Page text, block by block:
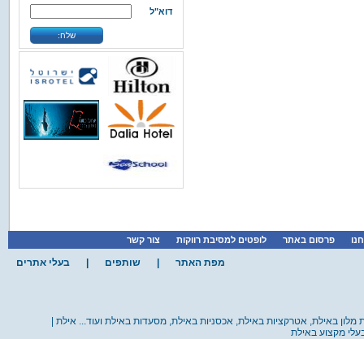
באתר הבית של קבוצת הריף תמצאו
את המידע המקיף ביותר...
פרטים נוספים
אילת» אטרקציות »
IMAX /
איימקס אילת
לתאר במילים,המבנה הא...
פרטים נוספים
אילת
אל גאוצו אילת, מסעדת בשרים,
פרטים נוספים
דוא"ל
שלח:
פרסום באתר לופטים למסיבת רווקות צור קשר
מפת האתר שותפים בעלי אתרים
באילת, אטרקציות באילת, אכסניות באילת, מסעדות באילת ועוד... אילת |
מקצוע באילת